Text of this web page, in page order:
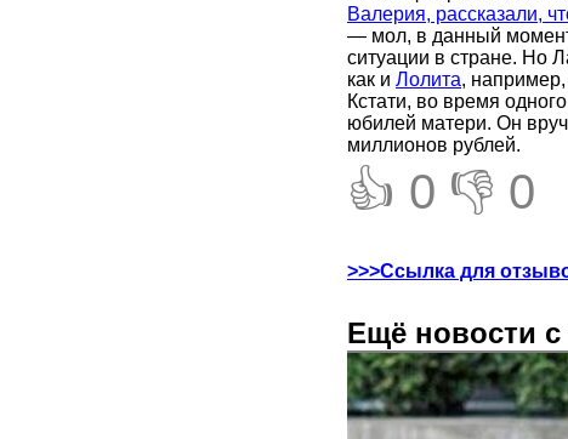
Валерия, рассказали,
— мол, в данный
ситуации в стране. Но
как и Лолита, например,
Кстати, во время
юбилей матери. Он
миллионов рублей.
👍 0 👎 0
>>>Ссылка для
Ещё новости с